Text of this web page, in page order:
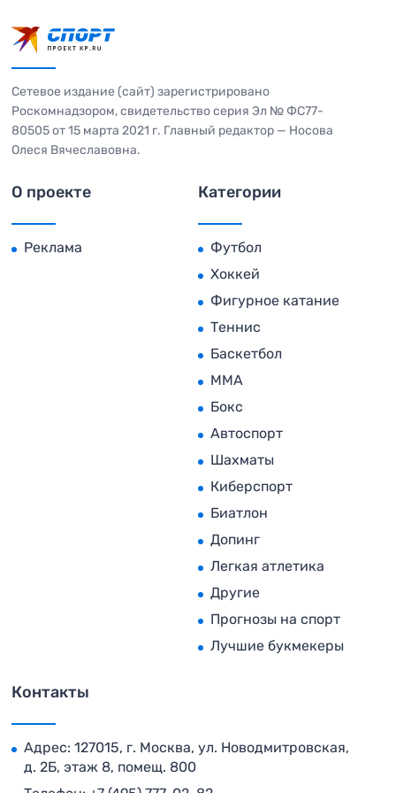
Сетевое издание (сайт) зарегистрировано
Роскомнадзором, свидетельство серия Эл № ФС77-
80505 от 15 марта 2021 г. Главный редактор — Носова
Олеся Вячеславовна.
О проекте
Реклама
Категории
Футбол
Хоккей
Фигурное катание
Теннис
Баскетбол
MMA
Бокс
Автоспорт
Шахматы
Киберспорт
Биатлон
Допинг
Легкая атлетика
Другие
Прогнозы на спорт
Лучшие букмекеры
Контакты
Адрес: 127015, г. Москва, ул. Новодмитровская,
д. 2Б, этаж 8, помещ. 800